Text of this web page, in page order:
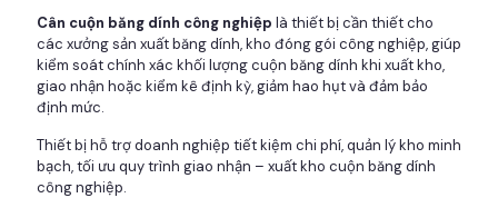
Cân cuộn băng dính công nghiệp là thiết bị cần thiết cho
các xưởng sản xuất băng dính, kho đóng gói công nghiệp, giúp
kiểm soát chính xác khối lượng cuộn băng dính khi xuất kho,
giao nhận hoặc kiểm kê định kỳ, giảm hao hụt và đảm bảo
định mức.
Thiết bị hỗ trợ doanh nghiệp tiết kiệm chi phí, quản lý kho minh
bạch, tối ưu quy trình giao nhận – xuất kho cuộn băng dính
công nghiệp.